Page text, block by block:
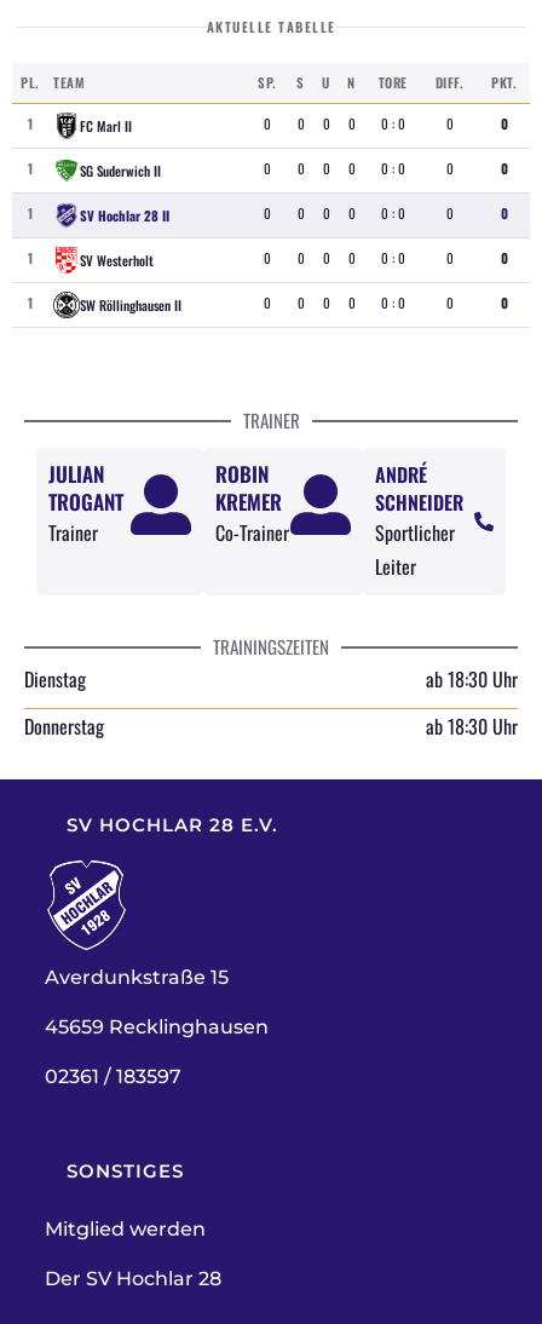
AKTUELLE TABELLE
PL. TEAM SP. S U N TORE DIFF. PKT.
1 FC Marl II 0 0 0 0 0 : 0 0 0
1 SG Suderwich II 0 0 0 0 0 : 0 0 0
1 SV Hochlar 28 II 0 0 0 0 0 : 0 0 0
1 SV Westerholt 0 0 0 0 0 : 0 0 0
1 SW Röllinghausen II 0 0 0 0 0 : 0 0 0
TRAINER
JULIAN
TROGANT
Trainer
ROBIN
KREMER
Co-Trainer
ANDRÉ
SCHNEIDER
Sportlicher
Leiter
TRAININGSZEITEN
Dienstag
Donnerstag
ab 18:30 Uhr
ab 18:30 Uhr
SV HOCHLAR 28 E.V.
Averdunkstraße 15
45659 Recklinghausen
02361 / 183597
SONSTIGES
Mitglied werden
Der SV Hochlar 28